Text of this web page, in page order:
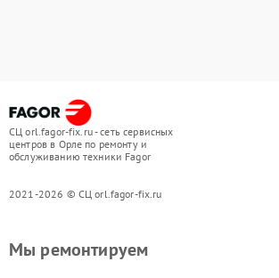
СЦ orl.fagor-fix.ru - сеть сервисных
центров в Орле по ремонту и
обслуживанию техники Fagor
2021-2026 © СЦ orl.fagor-fix.ru
Мы ремонтируем